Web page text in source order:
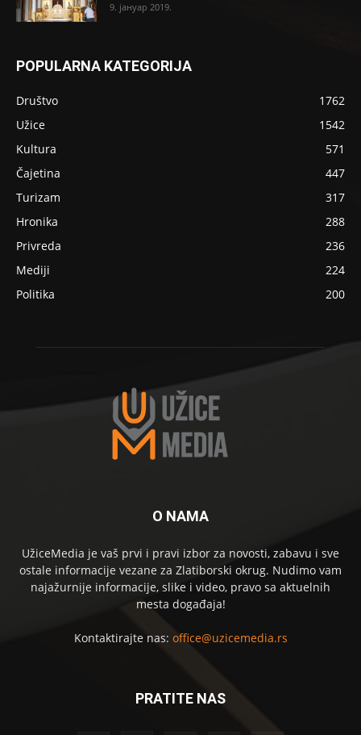
9. јануар 2019.
POPULARNA KATEGORIJA
Društvo
1762
Užice
1542
Kultura
571
Čajetina
447
Turizam
317
Hronika
288
Privreda
236
Mediji
224
Politika
200
O NAMA
UžiceMedia je vaš prvi i pravi izbor za novosti, zabavu i sve
ostale informacije vezane za Zlatiborski okrug. Nudimo vam
najažurnije informacije, slike i video, pravo sa aktuelnih
mesta događaja!
Kontaktirajte nas: office@uzicemedia.rs
PRATITE NAS